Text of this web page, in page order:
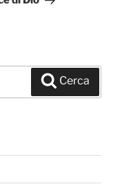
Cerca